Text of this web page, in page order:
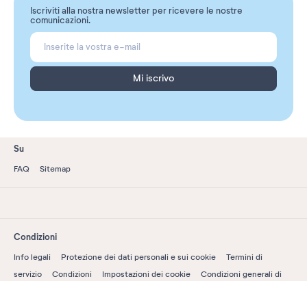
Iscriviti alla nostra newsletter per ricevere le nostre
comunicazioni.
Mi iscrivo
Su
FAQ Sitemap
Condizioni
Info legali Protezione dei dati personali e sui cookie
Termini di
servizio
Condizioni Impostazioni dei cookie
Condizioni generali di